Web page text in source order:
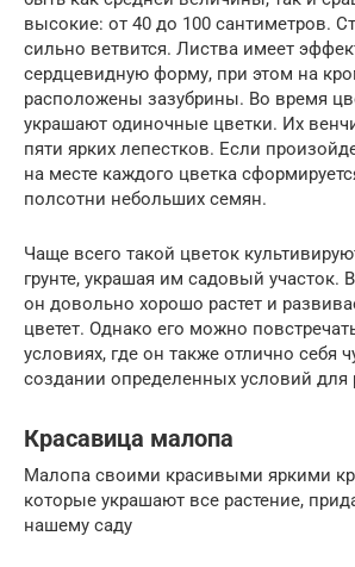
высокие: от 40 до 100 сантиметров.
сильно ветвится. Листва имеет
сердцевидную форму, при этом на
расположены зазубрины. Во время
украшают одиночные цветки. Их
пяти ярких лепестков. Если
на месте каждого цветка
полсотни небольших семян.
Чаще всего такой цветок
грунте, украшая им садовый участок.
он довольно хорошо растет и
цветет. Однако его можно
условиях, где он также отлично себя
создании определенных условий для
Красавица малопа
Малопа своими красивыми яркими
которые украшают все растение,
нашему саду